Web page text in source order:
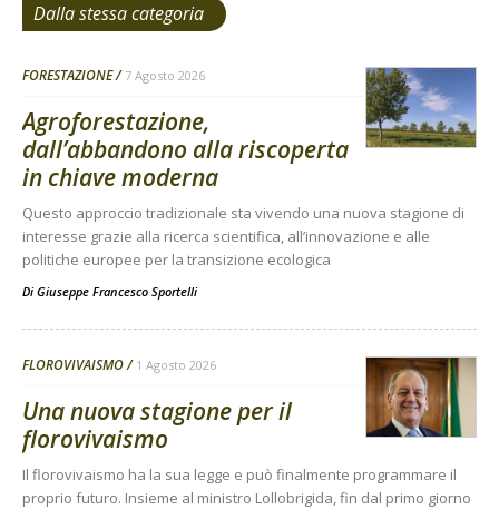
Dalla stessa categoria
FORESTAZIONE 7 Agosto 2026
Agroforestazione,
dall’abbandono alla riscoperta
in chiave moderna
Questo approccio tradizionale sta vivendo una nuova stagione di
interesse grazie alla ricerca scientifica, all’innovazione e alle
politiche europee per la transizione ecologica
Di Giuseppe Francesco Sportelli
FLOROVIVAISMO 1 Agosto 2026
Una nuova stagione per il
florovivaismo
Il florovivaismo ha la sua legge e può finalmente programmare il
proprio futuro. Insieme al ministro Lollobrigida, fin dal primo giorno